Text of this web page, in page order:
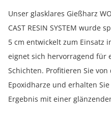
Unser glasklares Gießharz
CAST RESIN SYSTEM wurde
5 cm entwickelt zum Einsatz
eignet sich hervorragend für
Schichten. Profitieren Sie
Epoxidharze und erhalten
Ergebnis mit einer